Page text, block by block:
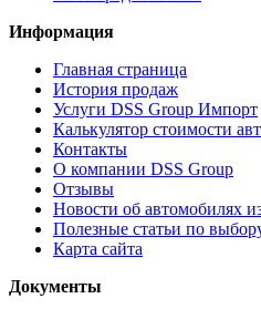
Информация
Главная страница
История продаж
Услуги DSS Group Импорт
Калькулятор стоимости
Контакты
О компании DSS Group
Отзывы
Новости об автомобилях
Полезные статьи по
Карта сайта
Документы